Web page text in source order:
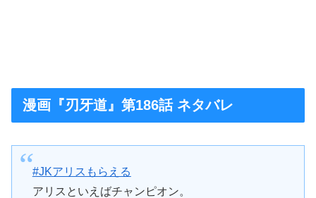
漫画『刃牙道』第186話 ネタバレ
#JKアリスもらえる
アリスといえばチャンピオン。